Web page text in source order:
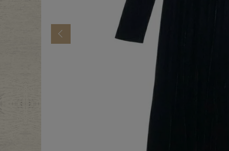
メンズ商品カテゴリーから探す
レディース商品カテゴリーから探す